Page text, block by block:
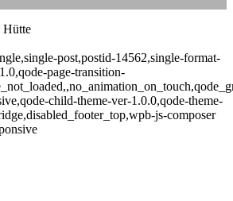
Hütte
post,postid-14562,single-format-
page-transition-
child-theme-ver-1.0.0,qode-theme-
js-composer